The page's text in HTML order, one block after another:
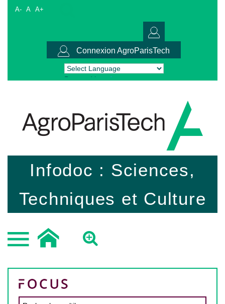
A- A A+
Connexion AgroParisTech
Powered by Translate
Infodoc : Sciences,
Techniques et Culture